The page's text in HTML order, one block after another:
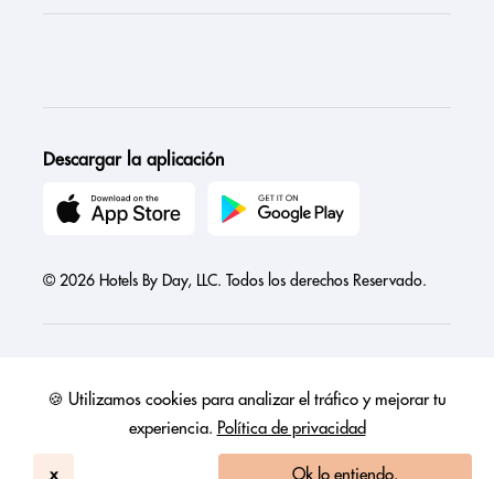
🍪 Utilizamos cookies para analizar el tráfico y mejorar tu
experiencia. Política de privacidad
x Ok lo entiendo.
Descargar la aplicación
© 2026 Hotels By Day, LLC. Todos los derechos Reservado.
Austria Canada France Germany India Ireland
Israel
Mexico Netherlands Philippines
United Arab Emirates
United Kingdom United States